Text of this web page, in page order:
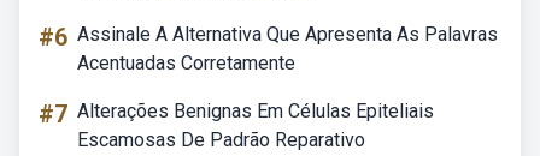
#6 Assinale A Alternativa Que Apresenta As Palavras
Acentuadas Corretamente
#7 Alterações Benignas Em Células Epiteliais
Escamosas De Padrão Reparativo